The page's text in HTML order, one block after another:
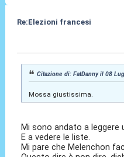
Re:Elezioni francesi
Citazione di: FatDanny il 08
Mossa giustissima.
Mi sono andato a leggere
E a vedere le liste.
Mi pare che Melenchon